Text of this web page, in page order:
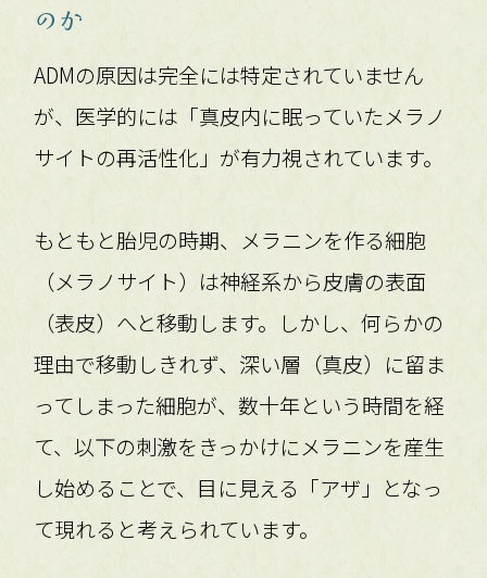
のか
ADMの原因は完全には特定されていません
が、医学的には「真皮内に眠っていたメラノ
サイトの再活性化」が有力視されています。
もともと胎児の時期、メラニンを作る細胞
（メラノサイト）は神経系から皮膚の表面
（表皮）へと移動します。しかし、何らかの
理由で移動しきれず、深い層（真皮）に留ま
ってしまった細胞が、数十年という時間を経
て、以下の刺激をきっかけにメラニンを産生
し始めることで、目に見える「アザ」となっ
て現れると考えられています。